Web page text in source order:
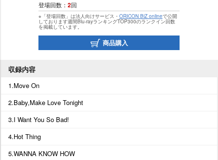
登場回数： 2回
※「登場回数」は法人向けサービス・ ORICON BiZ onlineで公開
しております週間Blu-rayランキングTOP300のランクイン回数
を掲載しています。
商品購入
収録内容
1.Move On
2.Baby,Make Love Tonight
3.I Want You So Bad!
4.Hot Thing
5.WANNA KNOW HOW